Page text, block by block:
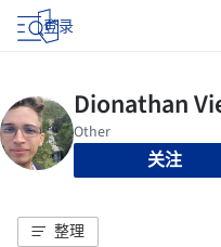
登录
关注
整理